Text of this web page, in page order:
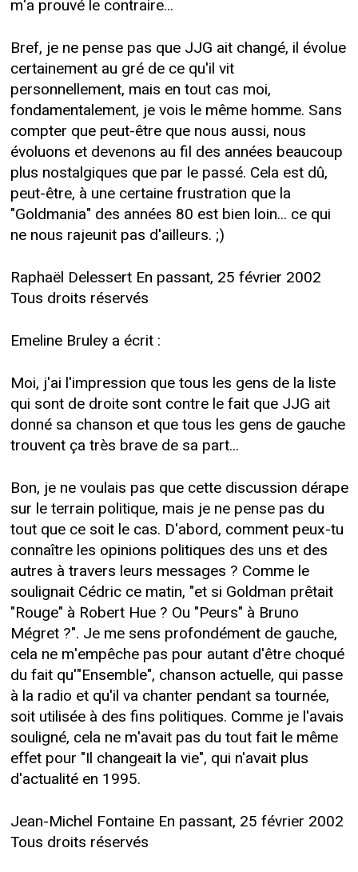
m'a prouvé le contraire...
Bref, je ne pense pas que JJG ait changé, il évolue
certainement au gré de ce qu'il vit
personnellement, mais en tout cas moi,
fondamentalement, je vois le même homme. Sans
compter que peut-être que nous aussi, nous
évoluons et devenons au fil des années beaucoup
plus nostalgiques que par le passé. Cela est dû,
peut-être, à une certaine frustration que la
"Goldmania" des années 80 est bien loin... ce qui
ne nous rajeunit pas d'ailleurs. ;)
Raphaël Delessert En passant, 25 février 2002
Tous droits réservés
Emeline Bruley a écrit :
Moi, j'ai l'impression que tous les gens de la liste
qui sont de droite sont contre le fait que JJG ait
donné sa chanson et que tous les gens de gauche
trouvent ça très brave de sa part...
Bon, je ne voulais pas que cette discussion dérape
sur le terrain politique, mais je ne pense pas du
tout que ce soit le cas. D'abord, comment peux-tu
connaître les opinions politiques des uns et des
autres à travers leurs messages ? Comme le
soulignait Cédric ce matin, "et si Goldman prêtait
"Rouge" à Robert Hue ? Ou "Peurs" à Bruno
Mégret ?". Je me sens profondément de gauche,
cela ne m'empêche pas pour autant d'être choqué
du fait qu'"Ensemble", chanson actuelle, qui passe
à la radio et qu'il va chanter pendant sa tournée,
soit utilisée à des fins politiques. Comme je l'avais
souligné, cela ne m'avait pas du tout fait le même
effet pour "Il changeait la vie", qui n'avait plus
d'actualité en 1995.
Jean-Michel Fontaine En passant, 25 février 2002
Tous droits réservés